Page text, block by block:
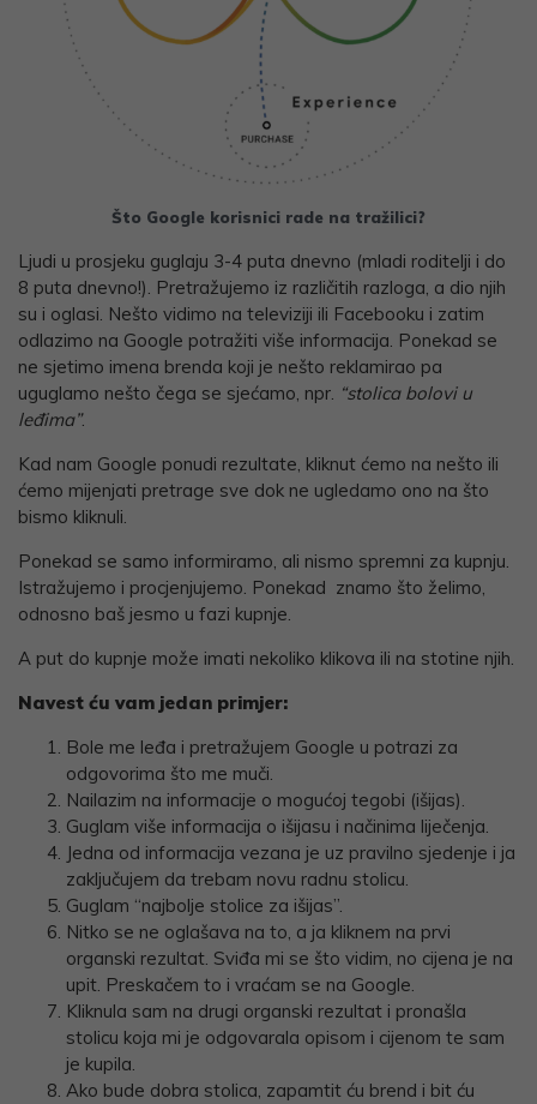
Što Google korisnici rade na tražilici?
Ljudi u prosjeku guglaju 3-4 puta dnevno (mladi roditelji i do
8 puta dnevno!). Pretražujemo iz različitih razloga, a dio njih
su i oglasi. Nešto vidimo na televiziji ili Facebooku i zatim
odlazimo na Google potražiti više informacija. Ponekad se
ne sjetimo imena brenda koji je nešto reklamirao pa
uguglamo nešto čega se sjećamo, npr. “stolica bolovi u
leđima”.
Kad nam Google ponudi rezultate, kliknut ćemo na nešto ili
ćemo mijenjati pretrage sve dok ne ugledamo ono na što
bismo kliknuli.
Ponekad se samo informiramo, ali nismo spremni za kupnju.
Istražujemo i procjenjujemo. Ponekad znamo što želimo,
odnosno baš jesmo u fazi kupnje.
A put do kupnje može imati nekoliko klikova ili na stotine njih.
Navest ću vam jedan primjer:
Bole me leđa i pretražujem Google u potrazi za
odgovorima što me muči.
Nailazim na informacije o mogućoj tegobi (išijas).
Guglam više informacija o išijasu i načinima liječenja.
Jedna od informacija vezana je uz pravilno sjedenje i ja
zaključujem da trebam novu radnu stolicu.
Guglam “najbolje stolice za išijas”.
Nitko se ne oglašava na to, a ja kliknem na prvi
organski rezultat. Sviđa mi se što vidim, no cijena je na
upit. Preskačem to i vraćam se na Google.
Kliknula sam na drugi organski rezultat i pronašla
stolicu koja mi je odgovarala opisom i cijenom te sam
je kupila.
Ako bude dobra stolica, zapamtit ću brend i bit ću